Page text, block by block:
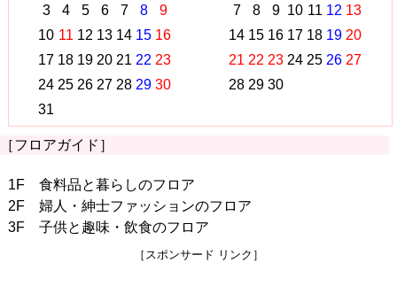
3
4 5 6 7 8
9
10 11 12 13 14 15 16
17 18 19 20 21 22 23
24 25 26 27 28 29 30
31
7
8 9 10 11 12 13
14 15 16 17 18 19 20
21 22 23 24 25 26 27
28 29 30
［フロアガイド］
1F 食料品と暮らしのフロア
2F 婦人・紳士ファッションのフロア
3F 子供と趣味・飲食のフロア
［スポンサード リンク］